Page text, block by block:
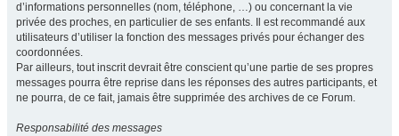
d’informations personnelles (nom, téléphone, …) ou concernant la vie
privée des proches, en particulier de ses enfants. Il est recommandé aux
utilisateurs d’utiliser la fonction des messages privés pour échanger des
coordonnées.
Par ailleurs, tout inscrit devrait être conscient qu’une partie de ses propres
messages pourra être reprise dans les réponses des autres participants, et
ne pourra, de ce fait, jamais être supprimée des archives de ce Forum.
Responsabilité des messages